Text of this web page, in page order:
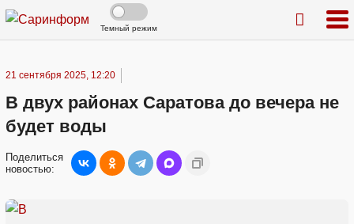
Темный режим
21 сентября 2025, 12:20
В двух районах Саратова до вечера не
будет воды
Поделиться
новостью: